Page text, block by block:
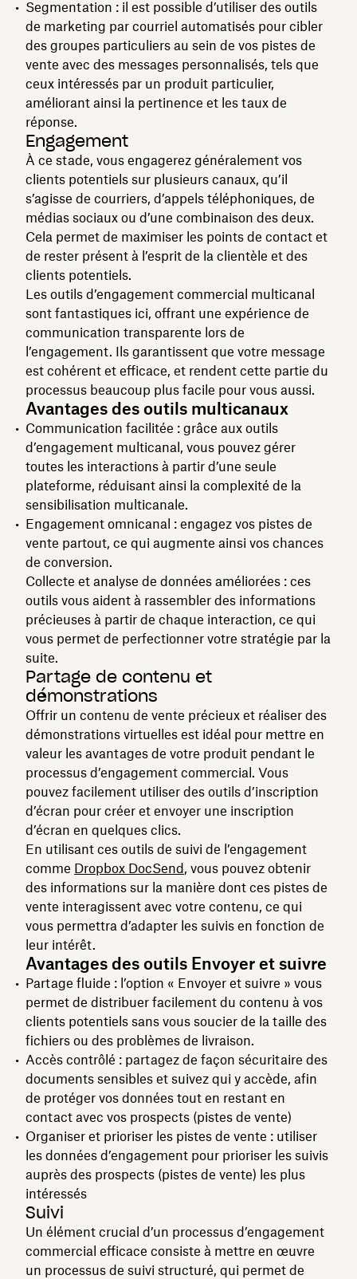
Segmentation : il est possible d’utiliser des outils
de marketing par courriel automatisés pour cibler
des groupes particuliers au sein de vos pistes de
vente avec des messages personnalisés, tels que
ceux intéressés par un produit particulier,
améliorant ainsi la pertinence et les taux de
réponse.
Engagement
À ce stade, vous engagerez généralement vos
clients potentiels sur plusieurs canaux, qu’il
s’agisse de courriers, d’appels téléphoniques, de
médias sociaux ou d’une combinaison des deux.
Cela permet de maximiser les points de contact et
de rester présent à l’esprit de la clientèle et des
clients potentiels.
Les outils d’engagement commercial multicanal
sont fantastiques ici, offrant une expérience de
communication transparente lors de
l’engagement. Ils garantissent que votre message
est cohérent et efficace, et rendent cette partie du
processus beaucoup plus facile pour vous aussi.
Avantages des outils multicanaux
Communication facilitée : grâce aux outils
d’engagement multicanal, vous pouvez gérer
toutes les interactions à partir d’une seule
plateforme, réduisant ainsi la complexité de la
sensibilisation multicanale.
Engagement omnicanal : engagez vos pistes de
vente partout, ce qui augmente ainsi vos chances
de conversion.
Collecte et analyse de données améliorées : ces
outils vous aident à rassembler des informations
précieuses à partir de chaque interaction, ce qui
vous permet de perfectionner votre stratégie par la
suite.
Partage de contenu et
démonstrations
Offrir un contenu de vente précieux et réaliser des
démonstrations virtuelles est idéal pour mettre en
valeur les avantages de votre produit pendant le
processus d’engagement commercial. Vous
pouvez facilement utiliser des outils d’inscription
d’écran pour créer et envoyer une inscription
d’écran en quelques clics.
En utilisant ces outils de suivi de l’engagement
comme Dropbox DocSend, vous pouvez obtenir
des informations sur la manière dont ces pistes de
vente interagissent avec votre contenu, ce qui
vous permettra d’adapter les suivis en fonction de
leur intérêt.
Avantages des outils Envoyer et suivre
Partage fluide : l’option « Envoyer et suivre » vous
permet de distribuer facilement du contenu à vos
clients potentiels sans vous soucier de la taille des
fichiers ou des problèmes de livraison.
Accès contrôlé : partagez de façon sécuritaire des
documents sensibles et suivez qui y accède, afin
de protéger vos données tout en restant en
contact avec vos prospects (pistes de vente)
Organiser et prioriser les pistes de vente : utiliser
les données d’engagement pour prioriser les suivis
auprès des prospects (pistes de vente) les plus
intéressés
Suivi
Un élément crucial d’un processus d’engagement
commercial efficace consiste à mettre en œuvre
un processus de suivi structuré, qui permet de